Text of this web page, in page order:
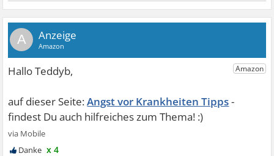
A
Angst vor Krankheiten Tipps
x 4